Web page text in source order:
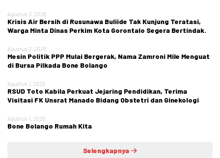
Agustus 3, 2026
Krisis Air Bersih di Rusunawa Buliide Tak Kunjung Teratasi,
Warga Minta Dinas Perkim Kota Gorontalo Segera Bertindak.
Agustus 3, 2026
Mesin Politik PPP Mulai Bergerak, Nama Zamroni Mile Menguat
di Bursa Pilkada Bone Bolango
Agustus 1, 2026
RSUD Toto Kabila Perkuat Jejaring Pendidikan, Terima
Visitasi FK Unsrat Manado Bidang Obstetri dan Ginekologi
Agustus 1, 2026
Bone Bolango Rumah Kita
Selengkapnya